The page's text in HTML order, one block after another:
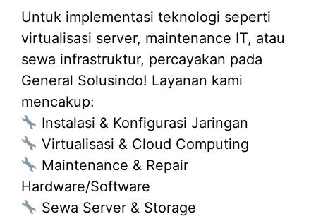
Untuk implementasi teknologi seperti
virtualisasi server, maintenance IT, atau
sewa infrastruktur, percayakan pada
General Solusindo! Layanan kami
mencakup:
Instalasi & Konfigurasi Jaringan
Virtualisasi & Cloud Computing
Maintenance & Repair
Hardware/Software
Sewa Server & Storage